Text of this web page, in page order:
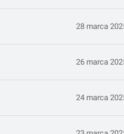
28 marca
26 marca
24 marca